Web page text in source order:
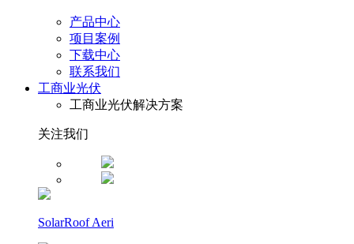
产品中心
项目案例
下载中心
联系我们
工商业光伏
工商业光伏解决方案
关注我们
SolarRoof Aeri